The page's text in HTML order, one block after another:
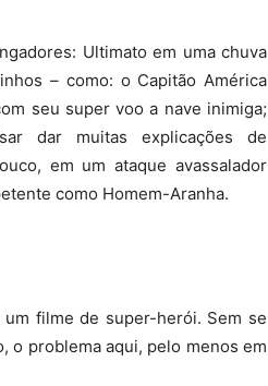
Ultimato em uma chuva
– como: o Capitão América
seu super voo a nave inimiga;
dar muitas explicações de
em um ataque avassalador
como Homem-Aranha.
filme de super-herói. Sem se
o problema aqui, pelo menos em